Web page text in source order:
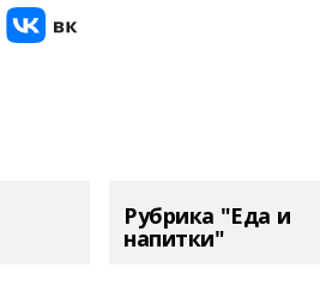
Рубрика "Еда и
напитки"